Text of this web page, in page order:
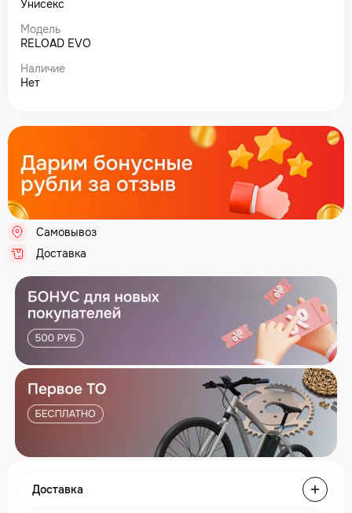
Унисекс
Модель
RELOAD EVO
Наличие
Нет
Самовывоз
Доставка
Доставка